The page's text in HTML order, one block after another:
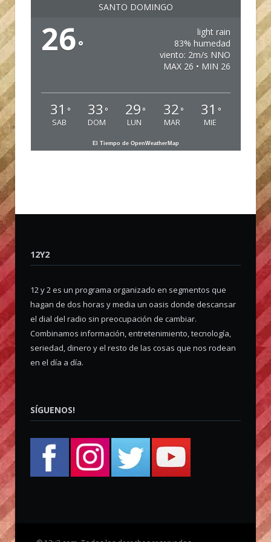
SANTO DOMINGO
26°
light rain
83% humedad
viento: 2m/s NNO
MAX 26 • MIN 26
31 °
SAB
33 °
DOM
29 °
LUN
32 °
MAR
31 °
MIE
El Tiempo de OpenWeatherMap
12Y2
12 y 2 es un programa organizado en segmentos que
hagan de dos horas y media un oasis donde descansar
el dial del radio sin preocupación de cambiar.
Combinamos información, entretenimiento, tecnología,
seriedad, dinero y el resto de las cosas que nos rodean
en el día a día.
SÍGUENOS!